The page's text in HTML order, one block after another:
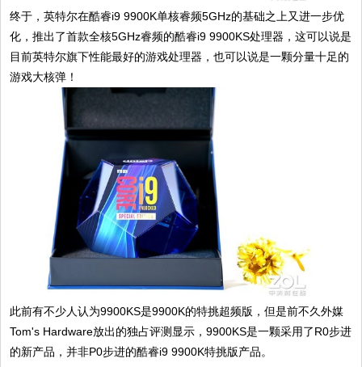
终于，英特尔在酷睿i9 9900K单核睿频5GHz的基础之上又进一步优
化，推出了首款全核5GHz睿频的酷睿i9 9900KS处理器，这可以说是
目前英特尔旗下性能最好的游戏处理器，也可以说是一颗分量十足的
游戏大核弹！
此前有不少人认为9900KS是9900K的特挑超频版，但是前不久外媒
Tom's Hardware放出的独占评测显示，9900KS是一颗采用了R0步进
的新产品，并非P0步进的酷睿i9 9900K特挑版产品。